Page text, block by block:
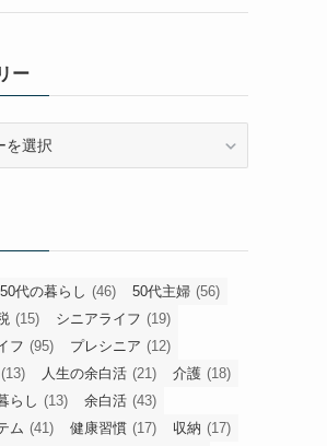
ー
50代の暮らし (46) 50代主婦 (56)
(15) シニアライフ (19)
フ (95) プレシニア (12)
(13) 人生の余白活 (21) 介護 (18)
らし (13) 余白活 (43)
ム (41) 健康習慣 (17) 収納 (17)